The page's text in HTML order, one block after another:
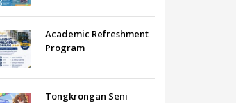
Academic Refreshment
Program
Tongkrongan Seni